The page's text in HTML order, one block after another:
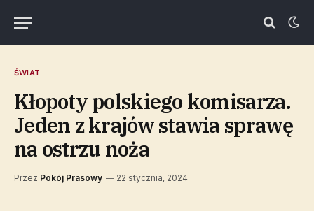
ŚWIAT
Kłopoty polskiego komisarza.
Jeden z krajów stawia sprawę
na ostrzu noża
Przez Pokój Prasowy 22 stycznia, 2024